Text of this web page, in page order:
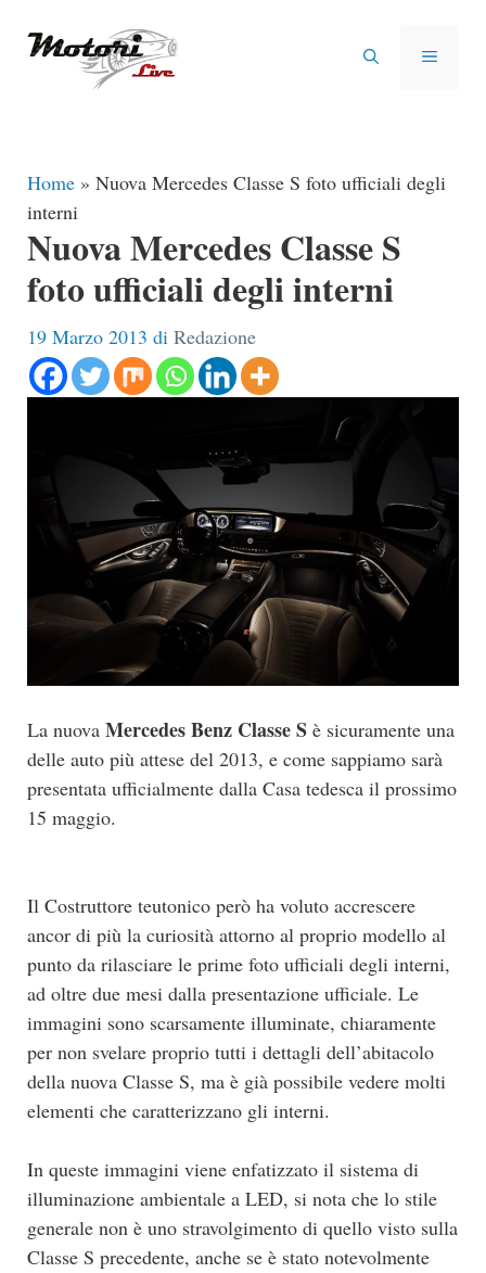
MENU
Home » Nuova Mercedes Classe S foto ufficiali degli
interni
Nuova Mercedes Classe S
foto ufficiali degli interni
19 Marzo 2013 di Redazione
La nuova Mercedes Benz Classe S è sicuramente una
delle auto più attese del 2013, e come sappiamo sarà
presentata ufficialmente dalla Casa tedesca il prossimo
15 maggio.
Il Costruttore teutonico però ha voluto accrescere
ancor di più la curiosità attorno al proprio modello al
punto da rilasciare le prime foto ufficiali degli interni,
ad oltre due mesi dalla presentazione ufficiale. Le
immagini sono scarsamente illuminate, chiaramente
per non svelare proprio tutti i dettagli dell’abitacolo
della nuova Classe S, ma è già possibile vedere molti
elementi che caratterizzano gli interni.
In queste immagini viene enfatizzato il sistema di
illuminazione ambientale a LED, si nota che lo stile
generale non è uno stravolgimento di quello visto sulla
Classe S precedente, anche se è stato notevolmente